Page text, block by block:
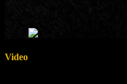
Video